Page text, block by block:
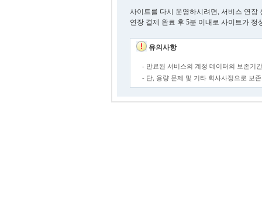
사이트를 다시 운영하시려면, 서비스 연장
연장 결제 완료 후 5분 이내로 사이트가 정
유의사항
- 만료된 서비스의 계정 데이터의 보존기
- 단, 용량 문제 및 기타 회사사정으로 보